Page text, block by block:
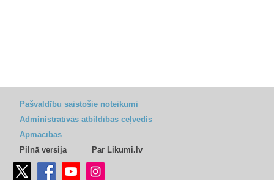
Pašvaldību saistošie noteikumi
Administratīvās atbildības ceļvedis
Apmācības
Pilnā versija
Par Likumi.lv